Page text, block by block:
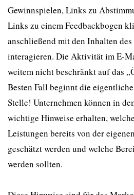
Gewinnspielen, Links zu
Links zu einem Feedbackbogen
anschließend mit den Inhalten des
interagieren. Die Aktivität im E-
weitem nicht beschränkt auf das
Besten Fall beginnt die
Stelle! Unternehmen können in
wichtige Hinweise erhalten,
Leistungen bereits von der
geschätzt werden und welche
werden sollten.